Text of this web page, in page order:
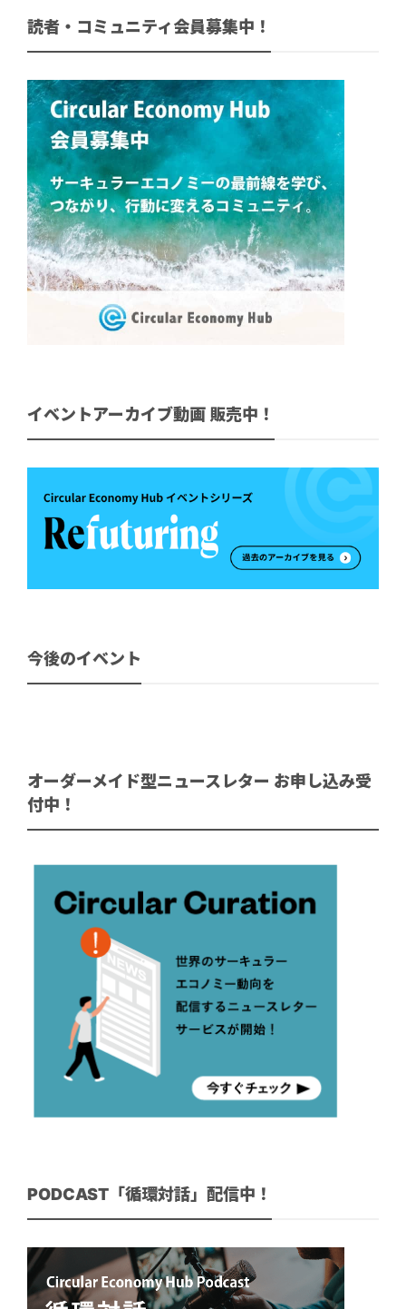
読者・コミュニティ会員募集中！
イベントアーカイブ動画 販売中！
今後のイベント
オーダーメイド型ニュースレター お申し込み受
付中！
PODCAST「循環対話」配信中！